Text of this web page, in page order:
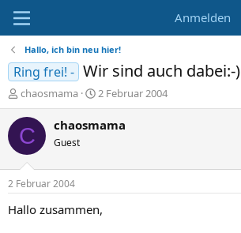
Anmelden
Hallo, ich bin neu hier!
Ring frei! - Wir sind auch dabei:-)
E
r
s
t
l
e
r
chaosmama
E
r
s
t
a
m
2 Februar 2004
C chaosmama
Guest
2 Februar 2004
Hallo zusammen,